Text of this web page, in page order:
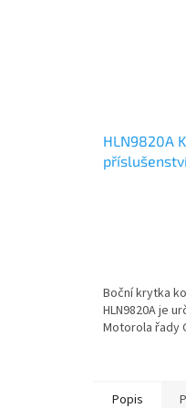
HLN9820A
Boční krytka
HLN9820A je
Motorola řady
Popis